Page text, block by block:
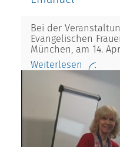
Bei der
Evangelischen
München, am 14.
Weiterlesen